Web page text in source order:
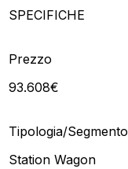
SPECIFICHE
Prezzo
93.608€
Tipologia/Segmento
Station Wagon